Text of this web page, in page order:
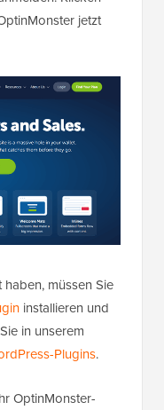
jetzt
müssen Sie
installieren und
in unserem
Plugins.
OptinMonster-